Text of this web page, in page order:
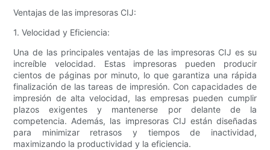
Ventajas de las impresoras CIJ:
1. Velocidad y Eficiencia:
Una de las principales ventajas de las impresoras CIJ es su
increíble velocidad. Estas impresoras pueden producir
cientos de páginas por minuto, lo que garantiza una rápida
finalización de las tareas de impresión. Con capacidades de
impresión de alta velocidad, las empresas pueden cumplir
plazos exigentes y mantenerse por delante de la
competencia. Además, las impresoras CIJ están diseñadas
para minimizar retrasos y tiempos de inactividad,
maximizando la productividad y la eficiencia.